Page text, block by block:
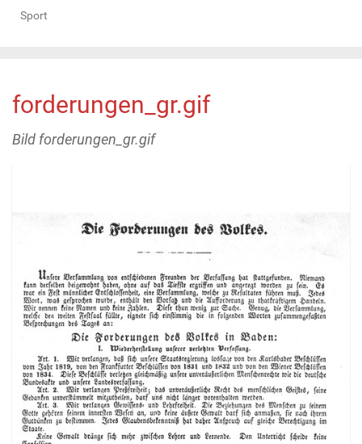
Sport
forderungen_gr.gif
Bild forderungen_gr.gif